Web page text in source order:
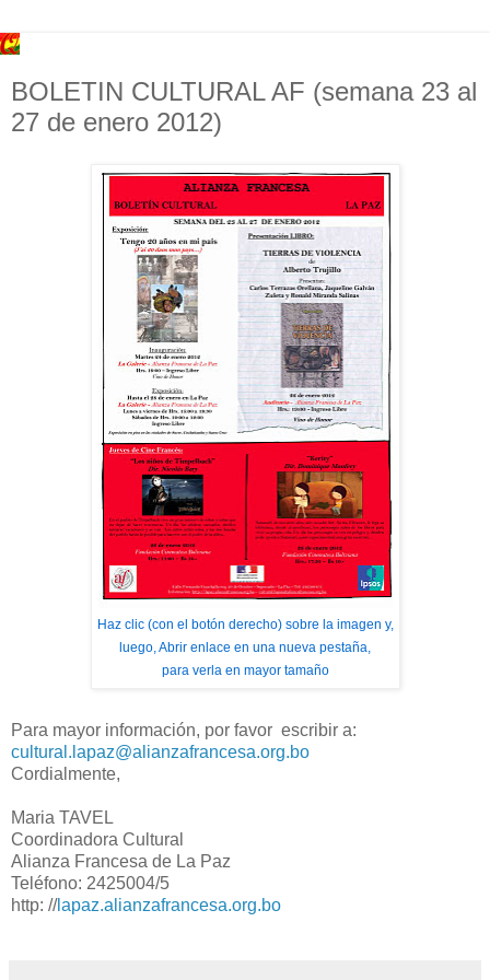
BOLETIN CULTURAL AF (semana 23 al
27 de enero 2012)
Haz clic (con el botón derecho) sobre la imagen y,
luego, Abrir enlace en una nueva pestaña,
para verla en mayor tamaño
Para mayor información, por favor escribir a:
cultural.lapaz@alianzafrancesa.org.bo
Cordialmente,
Maria TAVEL
Coordinadora Cultural
Alianza Francesa de La Paz
Teléfono: 2425004/5
http: //lapaz.alianzafrancesa.org.bo